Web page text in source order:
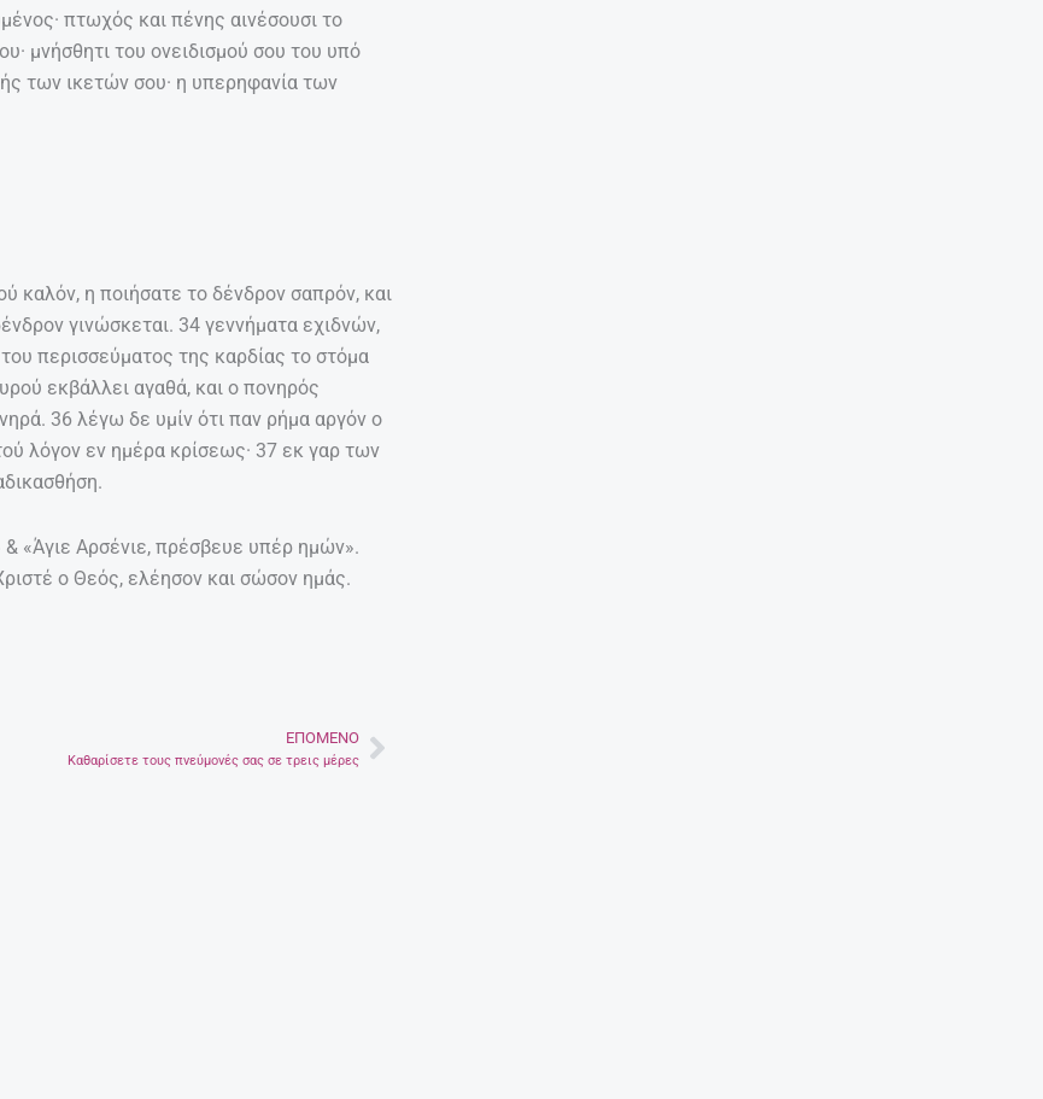
πτωχός και πένης αινέσουσι το
μνήσθητι του ονειδισμού σου του υπό
των ικετών σου· η υπερηφανία των
καλόν, η ποιήσατε το δένδρον σαπρόν, και
γινώσκεται. 34 γεννήματα εχιδνών,
περισσεύματος της καρδίας το στόμα
εκβάλλει αγαθά, και ο πονηρός
36 λέγω δε υμίν ότι παν ρήμα αργόν ο
λόγον εν ημέρα κρίσεως· 37 εκ γαρ των
& «Άγιε Αρσένιε, πρέσβευε υπέρ ημών».
ο Θεός, ελέησον και σώσον ημάς.
ΕΠΌΜΕΝΟ
Καθαρίσετε τους πνεύμονές σας σε τρεις μέρεςNext